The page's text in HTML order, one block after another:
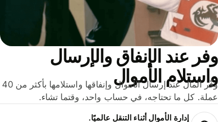
عند الإنفاق والإرسال
الأموال
وفّر المال عند إرسال الأموال وإنفاقها واستلامها بأكثر من 40
كل ما تحتاجه، في حساب واحد، وقتما تشاء.
إدارة الأموال أثناء التنقل عالميًا.